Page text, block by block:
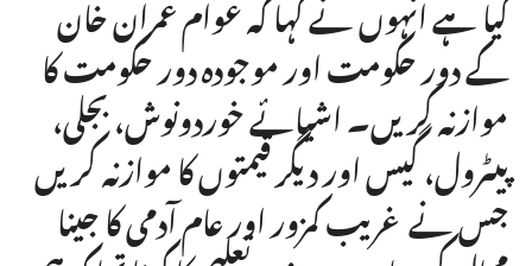
کے دور حکومت اور موجودہ دور حکومت کا
موازنہ کریں۔ اشیائے خوردونوش، بجلی،
پیٹرول، گیس اور دیگر قیمتوں کا موازنہ کریں
جس نے غریب کمزور اور عام آدمی کا جینا